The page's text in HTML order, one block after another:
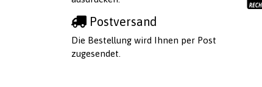
Postversand
Die Bestellung wird Ihnen per Post
zugesendet.